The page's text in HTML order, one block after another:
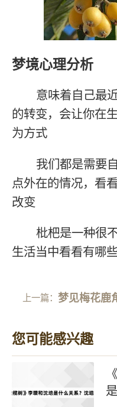
梦境心理分析
意味着自己最
的转变，会让你在
为方式
我们都是需要
点外在的情况，看
改变
枇杷是一种很
生活当中看看有哪
上一篇：梦见梅花鹿
您可能感兴趣